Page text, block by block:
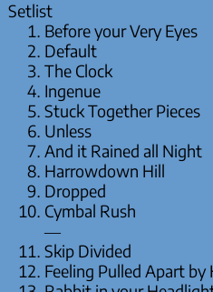
Setlist
Before your Very Eyes
Default
The Clock
Ingenue
Stuck Together Pieces
Unless
And it Rained all Night
Harrowdown Hill
Dropped
Cymbal Rush
—
Skip Divided
Feeling Pulled Apart by